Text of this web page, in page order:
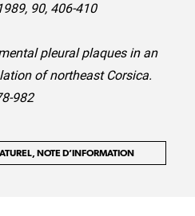
90, 406-410
pleural plaques in an
of northeast Corsica.
982
NOTE D’INFORMATION